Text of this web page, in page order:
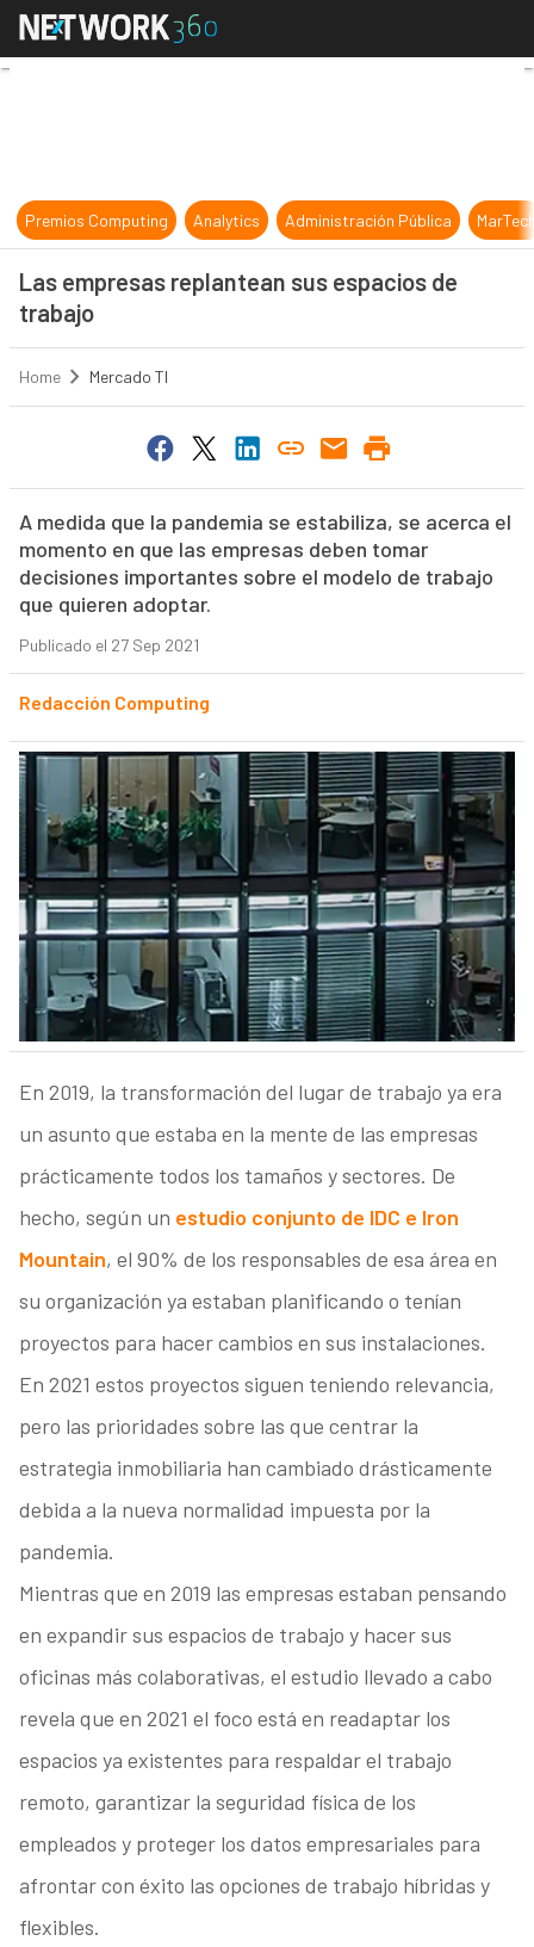
Las empresas replantean sus
Premios Computing Analytics Administración Pública
Las empresas replantean sus espacios de
trabajo
Home Mercado TI
A medida que la pandemia se estabiliza, se acerca el
momento en que las empresas deben tomar
decisiones importantes sobre el modelo de trabajo
que quieren adoptar.
Publicado el 27 Sep 2021
Redacción Computing
En 2019, la transformación del lugar de trabajo ya era
un asunto que estaba en la mente de las empresas
prácticamente todos los tamaños y sectores. De
hecho, según un estudio conjunto de IDC e Iron
Mountain, el 90% de los responsables de esa área en
su organización ya estaban planificando o tenían
proyectos para hacer cambios en sus instalaciones.
En 2021 estos proyectos siguen teniendo relevancia,
pero las prioridades sobre las que centrar la
estrategia inmobiliaria han cambiado drásticamente
debida a la nueva normalidad impuesta por la
pandemia.
Mientras que en 2019 las empresas estaban pensando
en expandir sus espacios de trabajo y hacer sus
oficinas más colaborativas, el estudio llevado a cabo
revela que en 2021 el foco está en readaptar los
espacios ya existentes para respaldar el trabajo
remoto, garantizar la seguridad física de los
empleados y proteger los datos empresariales para
afrontar con éxito las opciones de trabajo híbridas y
flexibles.